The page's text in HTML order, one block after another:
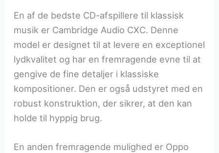
En af de bedste CD-afspillere til klassisk
musik er Cambridge Audio CXC. Denne
model er designet til at levere en exceptionel
lydkvalitet og har en fremragende evne til at
gengive de fine detaljer i klassiske
kompositioner. Den er også udstyret med en
robust konstruktion, der sikrer, at den kan
holde til hyppig brug.
En anden fremragende mulighed er Oppo